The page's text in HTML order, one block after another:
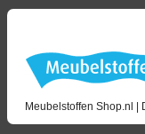
Meubelstoffen Shop.nl |